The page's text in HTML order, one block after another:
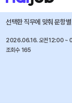
대표이사 및 임원
선택한 직무에 맞춰 문항
2026.06.16. 오전12:00 ~
조회수 165